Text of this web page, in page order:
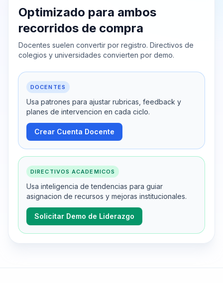
Optimizado para ambos
recorridos de compra
Docentes suelen convertir por registro. Directivos de
colegios y universidades convierten por demo.
DOCENTES
Usa patrones para ajustar rubricas, feedback y
planes de intervencion en cada ciclo.
Crear Cuenta Docente
DIRECTIVOS ACADEMICOS
Usa inteligencia de tendencias para guiar
asignacion de recursos y mejoras institucionales.
Solicitar Demo de Liderazgo